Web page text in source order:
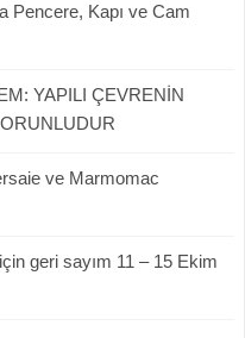
Pencere, Kapı ve Cam
YAPILI ÇEVRENİN
ve Marmomac
geri sayım 11 – 15 Ekim